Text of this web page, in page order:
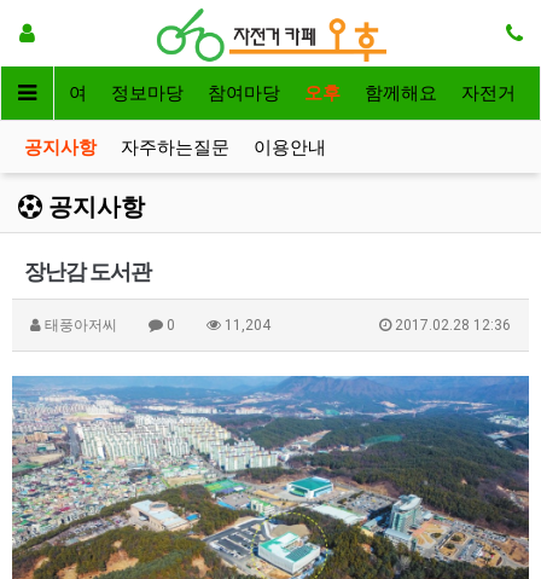
전거대여 정보마당 참여마당 오후 함께해요 자전거
공지사항 자주하는질문 이용안내
공지사항
장난감 도서관
태풍아저씨 0 11,204 2017.02.28 12:36